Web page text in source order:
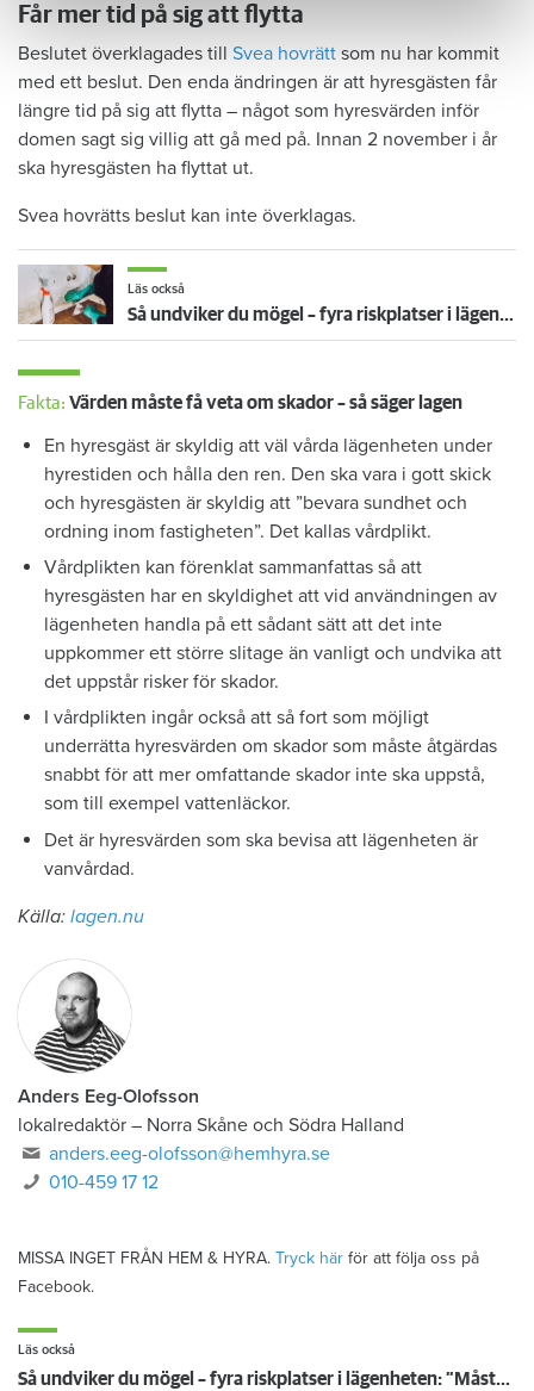
Får mer tid på sig att flytta
Beslutet överklagades till Svea hovrätt som nu har kommit
med ett beslut. Den enda ändringen är att hyresgästen får
längre tid på sig att flytta – något som hyresvärden inför
domen sagt sig villig att gå med på. Innan 2 november i år
ska hyresgästen ha flyttat ut.
Svea hovrätts beslut kan inte överklagas.
Läs också
Så undviker du mögel – fyra riskplatser i lägenheten: ”Måste städa bort”
Fakta: Värden måste få veta om skador – så säger lagen
En hyresgäst är skyldig att väl vårda lägenheten under
hyrestiden och hålla den ren. Den ska vara i gott skick
och hyresgästen är skyldig att ”bevara sundhet och
ordning inom fastigheten”. Det kallas vårdplikt.
Vårdplikten kan förenklat sammanfattas så att
hyresgästen har en skyldighet att vid användningen av
lägenheten handla på ett sådant sätt att det inte
uppkommer ett större slitage än vanligt och undvika att
det uppstår risker för skador.
I vårdplikten ingår också att så fort som möjligt
underrätta hyresvärden om skador som måste åtgärdas
snabbt för att mer omfattande skador inte ska uppstå,
som till exempel vattenläckor.
Det är hyresvärden som ska bevisa att lägenheten är
vanvårdad.
Källa: lagen.nu
Anders Eeg-Olofsson
lokalredaktör – Norra Skåne och Södra Halland
anders.eeg-olofsson@hemhyra.se
010-459 17 12
MISSA INGET FRÅN HEM & HYRA. Tryck här för att följa oss på
Facebook.
Läs också
Så undviker du mögel – fyra riskplatser i lägenheten: ”Måste städa bort”